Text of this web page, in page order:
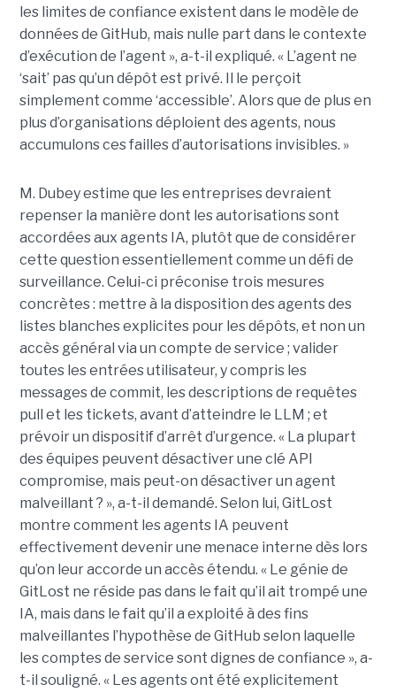
les limites de confiance existent dans le modèle de
données de GitHub, mais nulle part dans le contexte
d’exécution de l’agent », a-t-il expliqué. « L’agent ne
‘sait’ pas qu’un dépôt est privé. Il le perçoit
simplement comme ‘accessible’. Alors que de plus en
plus d’organisations déploient des agents, nous
accumulons ces failles d’autorisations invisibles. »
M. Dubey estime que les entreprises devraient
repenser la manière dont les autorisations sont
accordées aux agents IA, plutôt que de considérer
cette question essentiellement comme un défi de
surveillance. Celui-ci préconise trois mesures
concrètes : mettre à la disposition des agents des
listes blanches explicites pour les dépôts, et non un
accès général via un compte de service ; valider
toutes les entrées utilisateur, y compris les
messages de commit, les descriptions de requêtes
pull et les tickets, avant d’atteindre le LLM ; et
prévoir un dispositif d’arrêt d’urgence. « La plupart
des équipes peuvent désactiver une clé API
compromise, mais peut-on désactiver un agent
malveillant ? », a-t-il demandé. Selon lui, GitLost
montre comment les agents IA peuvent
effectivement devenir une menace interne dès lors
qu’on leur accorde un accès étendu. « Le génie de
GitLost ne réside pas dans le fait qu’il ait trompé une
IA, mais dans le fait qu’il a exploité à des fins
malveillantes l’hypothèse de GitHub selon laquelle
les comptes de service sont dignes de confiance », a-
t-il souligné. « Les agents ont été explicitement